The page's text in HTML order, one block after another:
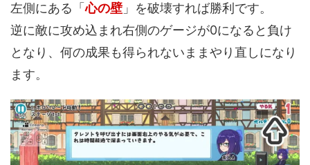
左側にある「心の壁 」を破壊すれば勝利です。
逆に敵に攻め込まれ右側のゲージが0になると負け
となり、何の成果も得られないままやり直しになり
ます。